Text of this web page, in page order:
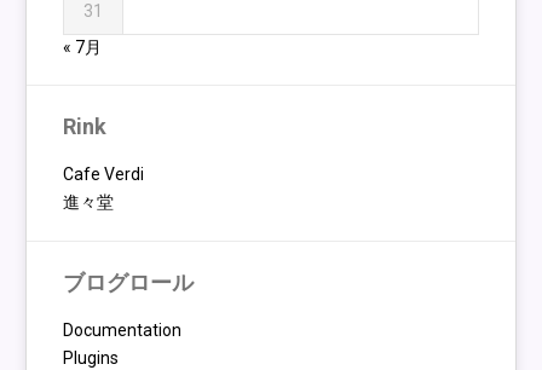
31
« 7月
Rink
Cafe Verdi
進々堂
ブログロール
Documentation
Plugins